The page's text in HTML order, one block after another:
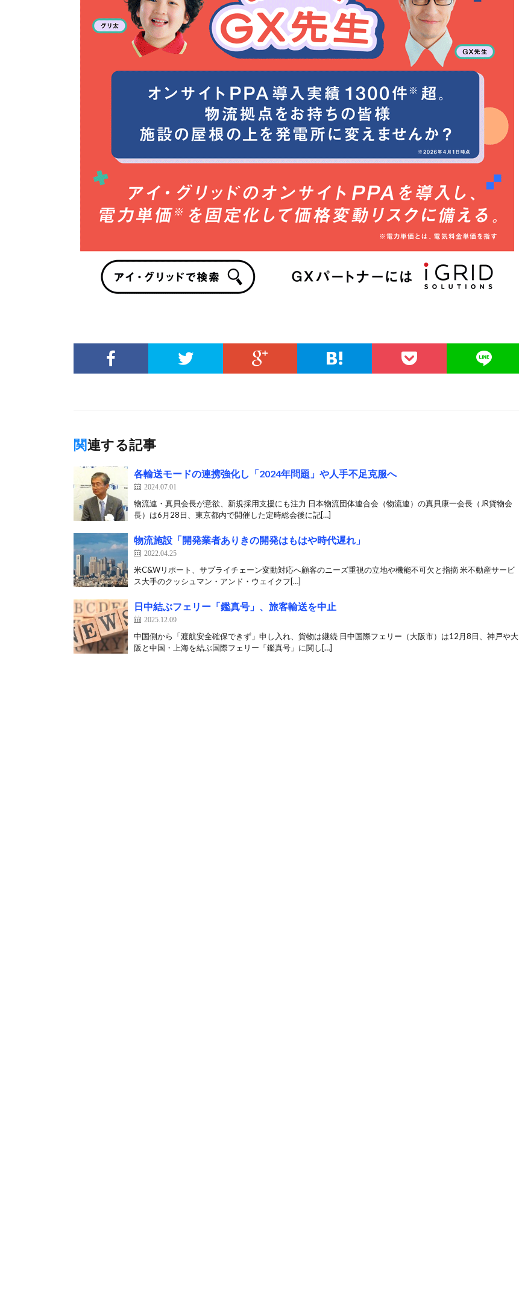
関連する記事
各輸送モードの連携強化し「2024年問題」や人手不足克服へ
2024.07.01
物流連・真貝会長が意欲、新規採用支援にも注力 日本物流団体連合会（物流連）の真貝康一会長（JR貨物会
長）は6月28日、東京都内で開催した定時総会後に記[…]
物流施設「開発業者ありきの開発はもはや時代遅れ」
2022.04.25
米C&Wリポート、サプライチェーン変動対応へ顧客のニーズ重視の立地や機能不可欠と指摘 米不動産サービ
ス大手のクッシュマン・アンド・ウェイクフ[…]
日中結ぶフェリー「鑑真号」、旅客輸送を中止
2025.12.09
中国側から「渡航安全確保できず」申し入れ、貨物は継続 日中国際フェリー（大阪市）は12月8日、神戸や大
阪と中国・上海を結ぶ国際フェリー「鑑真号」に関し[…]